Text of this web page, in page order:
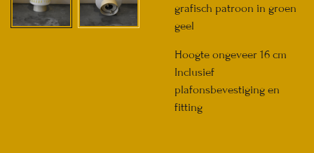
grafisch patroon in groen
geel
Hoogte ongeveer 16 cm
Inclusief
plafonsbevestiging en
fitting